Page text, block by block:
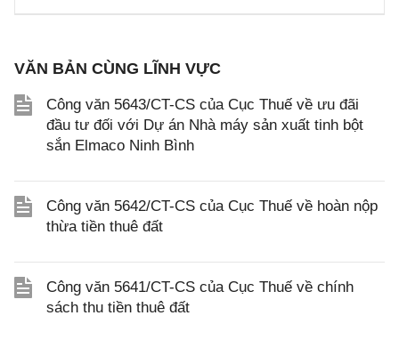
VĂN BẢN CÙNG LĨNH VỰC
Công văn 5643/CT-CS của Cục Thuế về ưu đãi
đầu tư đối với Dự án Nhà máy sản xuất tinh bột
sắn Elmaco Ninh Bình
Công văn 5642/CT-CS của Cục Thuế về hoàn nộp
thừa tiền thuê đất
Công văn 5641/CT-CS của Cục Thuế về chính
sách thu tiền thuê đất